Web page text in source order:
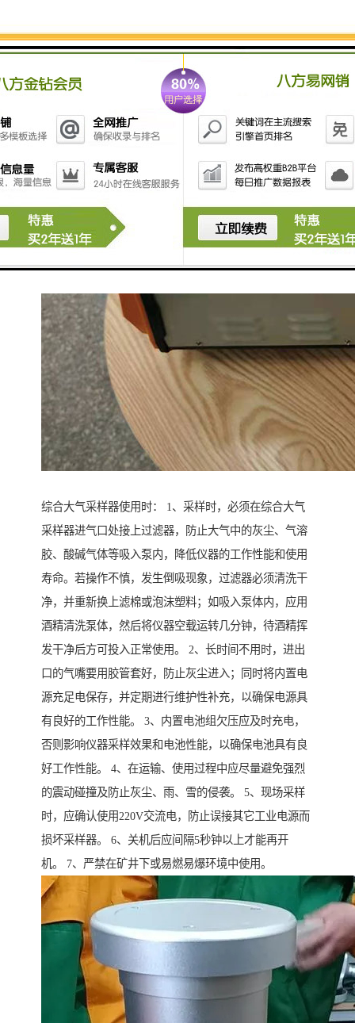
综合大气采样器使用时： 1、采样时，必须在综合大气
采样器进气口处接上过滤器，防止大气中的灰尘、气溶
胶、酸碱气体等吸入泵内，降低仪器的工作性能和使用
寿命。若操作不慎，发生倒吸现象，过滤器必须清洗干
净，并重新换上滤棉或泡沫塑料；如吸入泵体内，应用
酒精清洗泵体，然后将仪器空载运转几分钟，待酒精挥
发干净后方可投入正常使用。 2、长时间不用时，进出
口的气嘴要用胶管套好，防止灰尘进入；同时将内置电
源充足电保存，并定期进行维护性补充，以确保电源具
有良好的工作性能。 3、内置电池组欠压应及时充电，
否则影响仪器采样效果和电池性能，以确保电池具有良
好工作性能。 4、在运输、使用过程中应尽量避免强烈
的震动碰撞及防止灰尘、雨、雪的侵袭。 5、现场采样
时，应确认使用220V交流电，防止误接其它工业电源而
损坏采样器。 6、关机后应间隔5秒钟以上才能再开
机。 7、严禁在矿井下或易燃易爆环境中使用。